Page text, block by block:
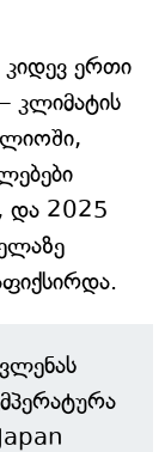
ერთი
კლიმატის
და 2025